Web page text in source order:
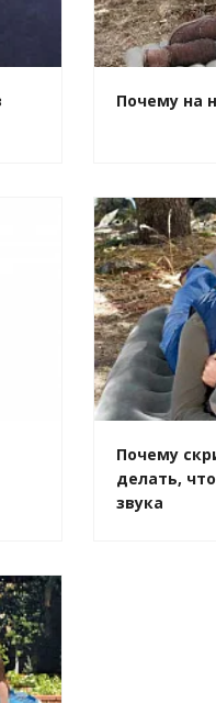
Почему на
Почему
делать,
звука